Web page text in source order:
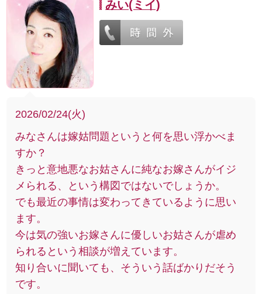
みい(ミイ)
2026/02/24(火)
みなさんは嫁姑問題というと何を思い浮かべま
すか？
きっと意地悪なお姑さんに純なお嫁さんがイジ
メられる、という構図ではないでしょうか。
でも最近の事情は変わってきているように思い
ます。
今は気の強いお嫁さんに優しいお姑さんが虐め
られるという相談が増えています。
知り合いに聞いても、そういう話ばかりだそう
です。